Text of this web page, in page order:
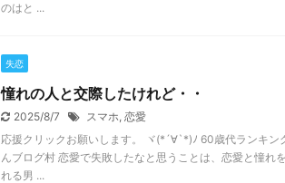
のはと ...
失恋
憧れの人と交際したけれど・・
2025/8/7 スマホ, 恋愛
応援クリックお願いします。 ヾ(*´∀`*)ﾉ 60歳代ランキン
んブログ村 恋愛で失敗したなと思うことは、恋愛と憧れ
れる男 ...